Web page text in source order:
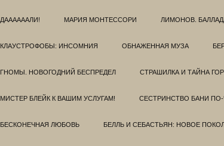
ДААААААЛИ! МАРИЯ МОНТЕССОРИ ЛИМОНОВ.
КЛАУСТРОФОБЫ: ИНСОМНИЯ ОБНАЖЕННАЯ МУЗА
ГНОМЫ. НОВОГОДНИЙ БЕСПРЕДЕЛ СТРАШИЛКА И ТАЙНА
МИСТЕР БЛЕЙК К ВАШИМ УСЛУГАМ! СЕСТРИНСТВО БАНИ
БЕСКОНЕЧНАЯ ЛЮБОВЬ БЕЛЛЬ И СЕБАСТЬЯН: НОВОЕ